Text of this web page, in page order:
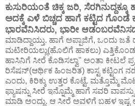
ಕುಸುರಿಯಂತೆ ಚಿಕ್ಕ ಜರಿ,
ಅದಕ್ಕೆ ಎಳೆ ಬಿಚ್ಚದ ಹಾಗೆ ಕಟ್ಟಿದ ಗೊಂಡೆ
ಭಾರವೆನಿಸಿದರು, ಭಾರೀ
ಮಾಡಿದ್ದಾಯ್ತು. ಹಾಗೆ ಅಪ್ಪಾಜಿಗೆ, ಒಂದು ಜತೆ
ಮಟೀರಿಯಲ್ಲು(ಹೊಲಿಗೆ ಹಾಕಲು) ಎತ್ತಿಕೊಂಡ್ಲು.
ಹಾಸಿನಿಗೆ ಸೀರೆ ಕೊಡಿಸಲ್ವಾ" ಅಂತಾ ಕೀಟಲೆ
ರಿಸೆಷನ್(ಆರ್ಥಿಕ ಹಿಂಜರಿತ) ಕಾಸ್ಟ ಕಟ್ಟಿಂಗ
ಎಂದು, ಕಿರಿಕ್ಕು ಉತ್ತರ ಕೊಟ್ಟೆ. ಮತ್ತೊಮ್ಮೆ
ಫ್ಯಾಷನ್ನು ಸೀರೆ ಇನ್ನೊಮ್ಮೆ ಹಾಗೆ ಸವರಿ
ಮಾಡಿ ಅಂದ್ಲು. ಆ ಸೀರೆ ಅವಳಿಗೆ ಬಹಳ ಇಷ್ಟ